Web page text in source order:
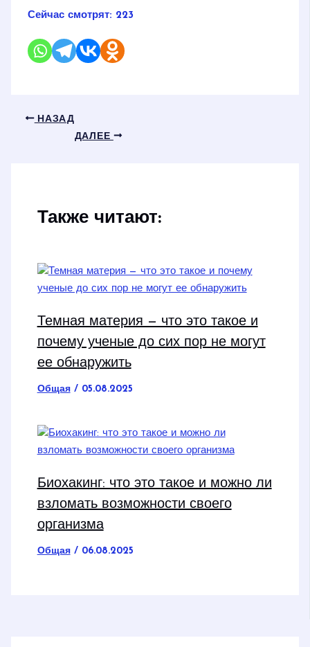
Сейчас смотрят: 223
НАЗАД
ДАЛЕЕ
Также читают:
Темная материя — что это такое и
почему ученые до сих пор не могут
ее обнаружить
Общая/ 05.08.2025
Биохакинг: что это такое и можно ли
взломать возможности своего
организма
Общая/ 06.08.2025